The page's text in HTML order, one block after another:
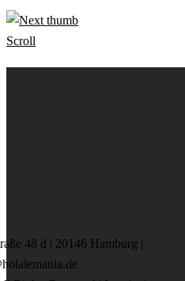
Scroll
48 d | 20146 Hamburg |